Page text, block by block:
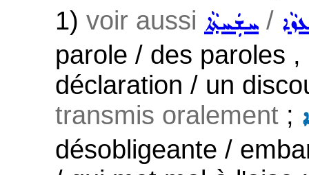
1) voir aussi ܚܫܲܚܬ݂ܵܐ /
parole / des paroles
déclaration / un
transmis oralement ;
désobligeante /